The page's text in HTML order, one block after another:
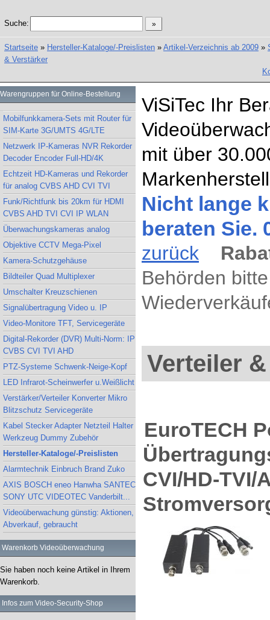
Suche:
Startseite » Hersteller-Kataloge/-Preislisten » Artikel-Verzeichnis ab 2009 »
& Verstärker
Warengruppen für Online-Bestellung
Mobilfunkkamera-Sets mit Router für
SIM-Karte 3G/UMTS 4G/LTE
Netzwerk IP-Kameras NVR Rekorder
Decoder Encoder Full-HD/4K
Echtzeit HD-Kameras und Rekorder
für analog CVBS AHD CVI TVI
Funk/Richtfunk bis 20km für HDMI
CVBS AHD TVI CVI IP WLAN
Überwachungskameras analog
Objektive CCTV Mega-Pixel
Kamera-Schutzgehäuse
Bildteiler Quad Multiplexer
Umschalter Kreuzschienen
Signalübertragung Video u. IP
Video-Monitore TFT, Servicegeräte
Digital-Rekorder (DVR) Multi-Norm: IP
CVBS CVI TVI AHD
PTZ-Systeme Schwenk-Neige-Kopf
LED Infrarot-Scheinwerfer u.Weißlicht
Verstärker/Verteiler Konverter Mikro
Blitzschutz Servicegeräte
Kabel Stecker Adapter Netzteil Halter
Werkzeug Dummy Zubehör
Hersteller-Kataloge/-Preislisten
Alarmtechnik Einbruch Brand Zuko
AXIS BOSCH eneo Hanwha SANTEC
SONY UTC VIDEOTEC Vanderbilt...
Videoüberwachung günstig: Aktionen,
Abverkauf, gebraucht
Warenkorb Videoüberwachung
Sie haben noch keine Artikel in Ihrem
Warenkorb.
Infos zum Video-Security-Shop
ViSiTec Ihr
mit über
Nicht lange
beraten Sie.
zurück
Behörden
Verteiler
EuroTECH
CVI/HD-TVI/